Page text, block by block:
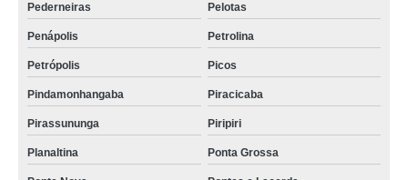
Pederneiras Pelotas
Penápolis Petrolina
Petrópolis Picos
Pindamonhangaba Piracicaba
Pirassununga Piripiri
Planaltina Ponta Grossa